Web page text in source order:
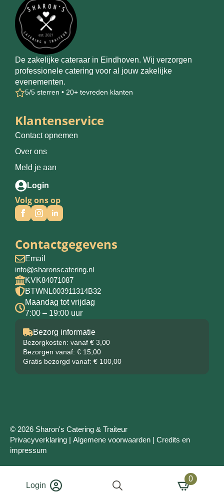
De zakelijke cateraar in Eindhoven. Wij verzorgen
professionele catering voor al jouw zakelijke
evenementen.
5/5 sterren • 20+ tevreden klanten
Klantenservice
Contact opnemen
Over ons
Meld je aan
Login
Volg ons op
Contactgegevens
Email
info@sharonscatering.nl
KVK84071087
BTWNL003911314B32
Maandag tot vrijdag
7:00 – 19:00 uur
Bezorg informatie
Bezorgkosten: vanaf € 3,00
Bezorgen vanaf: € 15,00
Gratis bezorgd vanaf: € 100,00
© 2026 Sharon's Catering & Traiteur
Privacyverklaring | Algemene voorwaarden | Credits en
impressum
Login
0